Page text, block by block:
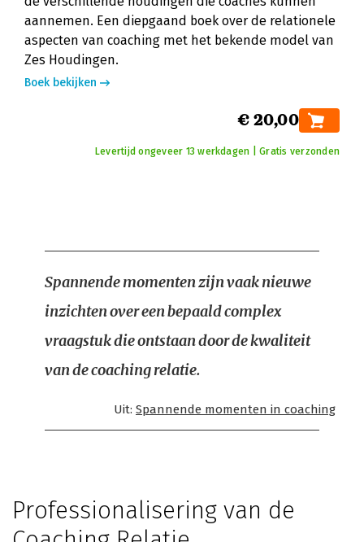
aannemen. Een diepgaand boek over de relationele
aspecten van coaching met het bekende model van
Zes Houdingen.
Boek bekijken
€ 20,00
Levertijd ongeveer 13 werkdagen | Gratis verzonden
Spannende momenten zijn vaak nieuwe
inzichten over een bepaald complex
vraagstuk die ontstaan door de kwaliteit
van de coaching relatie.
Uit: Spannende momenten in coaching
Professionalisering van de